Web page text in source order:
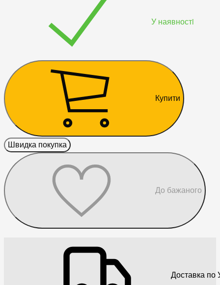
У наявностi
Купити
Швидка покупка
До бажаного
Доставка по